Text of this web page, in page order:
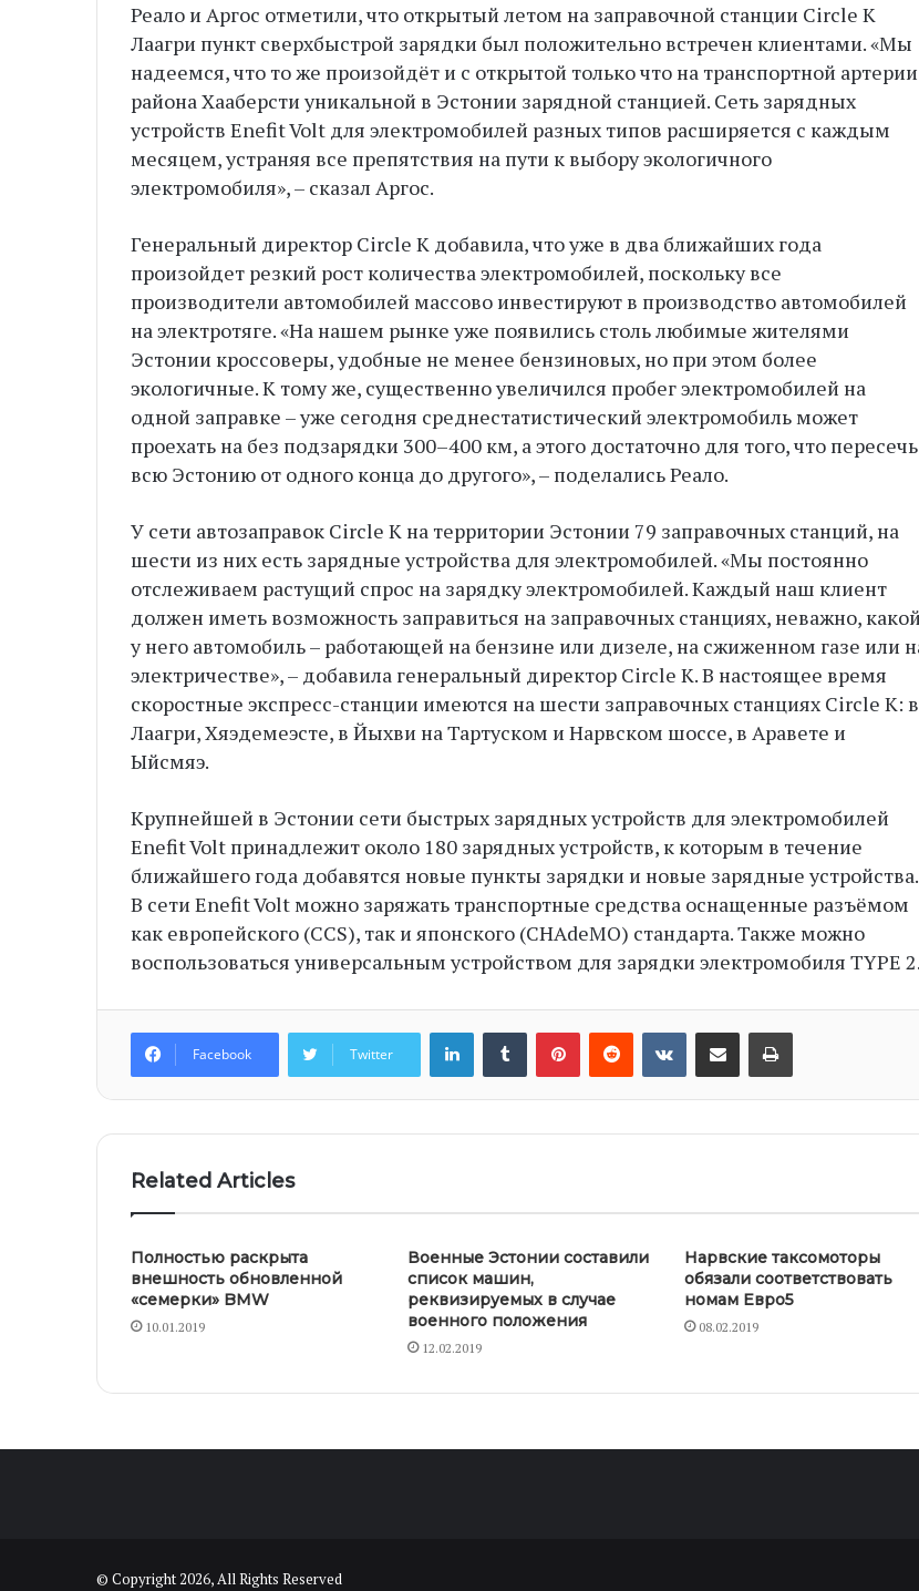
Реало и Аргос отметили, что открытый летом на заправочной станции Circle K
Лаагри пункт сверхбыстрой зарядки был положительно встречен клиентами. «Мы
надеемся, что то же произойдёт и с открытой только что на транспортной артерии
района Хааберсти уникальной в Эстонии зарядной станцией. Сеть зарядных
устройств Enefit Volt для электромобилей разных типов расширяется с каждым
месяцем, устраняя все препятствия на пути к выбору экологичного
электромобиля», – сказал Аргос.
Генеральный директор Circle K добавила, что уже в два ближайших года
произойдет резкий рост количества электромобилей, поскольку все
производители автомобилей массово инвестируют в производство автомобилей
на электротяге. «На нашем рынке уже появились столь любимые жителями
Эстонии кроссоверы, удобные не менее бензиновых, но при этом более
экологичные. К тому же, существенно увеличился пробег электромобилей на
одной заправке – уже сегодня среднестатистический электромобиль может
проехать на без подзарядки 300–400 км, а этого достаточно для того, что пересечь
всю Эстонию от одного конца до другого», – поделались Реало.
У сети автозаправок Circle K на территории Эстонии 79 заправочных станций, на
шести из них есть зарядные устройства для электромобилей. «Мы постоянно
отслеживаем растущий спрос на зарядку электромобилей. Каждый наш клиент
должен иметь возможность заправиться на заправочных станциях, неважно, какой
у него автомобиль – работающей на бензине или дизеле, на сжиженном газе или
электричестве», – добавила генеральный директор Circle K. В настоящее время
скоростные экспресс-станции имеются на шести заправочных станциях Circle K: в
Лаагри, Хяэдемеэсте, в Йыхви на Тартуском и Нарвском шоссе, в Аравете и
Ыйсмяэ.
Крупнейшей в Эстонии сети быстрых зарядных устройств для электромобилей
Enefit Volt принадлежит около 180 зарядных устройств, к которым в течение
ближайшего года добавятся новые пункты зарядки и новые зарядные устройства.
В сети Enefit Volt можно заряжать транспортные средства оснащенные разъёмом
как европейского (CCS), так и японского (CHAdeMO) стандарта. Также можно
воспользоваться универсальным устройством для зарядки электромобиля TYPE 2.
Facebook Twitter
LinkedInTumblrPinterest
RedditVKontakte
Share via EmailPrint
Related Articles
Полностью раскрыта
внешность обновленной
«семерки» BMW
10.01.2019
Военные Эстонии составили
список машин,
реквизируемых в случае
военного положения
12.02.2019
Нарвские таксомоторы
обязали соответствовать
номам Евро5
08.02.2019
© Copyright 2026, All Rights Reserved